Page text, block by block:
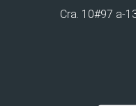
Cra. 10#97 a-